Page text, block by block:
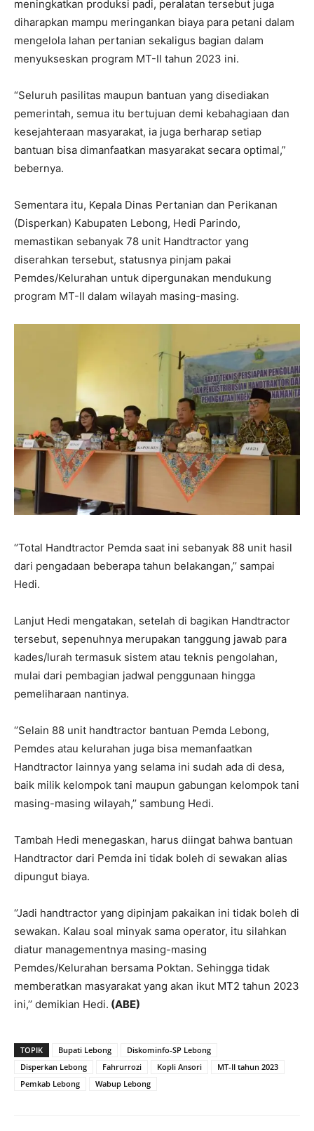
meningkatkan produksi padi, peralatan tersebut juga
diharapkan mampu meringankan biaya para petani dalam
mengelola lahan pertanian sekaligus bagian dalam
menyukseskan program MT-II tahun 2023 ini.
“Seluruh pasilitas maupun bantuan yang disediakan
pemerintah, semua itu bertujuan demi kebahagiaan dan
kesejahteraan masyarakat, ia juga berharap setiap
bantuan bisa dimanfaatkan masyarakat secara optimal,”
bebernya.
Sementara itu, Kepala Dinas Pertanian dan Perikanan
(Disperkan) Kabupaten Lebong, Hedi Parindo,
memastikan sebanyak 78 unit Handtractor yang
diserahkan tersebut, statusnya pinjam pakai
Pemdes/Kelurahan untuk dipergunakan mendukung
program MT-II dalam wilayah masing-masing.
‘’Total Handtractor Pemda saat ini sebanyak 88 unit hasil
dari pengadaan beberapa tahun belakangan,’’ sampai
Hedi.
Lanjut Hedi mengatakan, setelah di bagikan Handtractor
tersebut, sepenuhnya merupakan tanggung jawab para
kades/lurah termasuk sistem atau teknis pengolahan,
mulai dari pembagian jadwal penggunaan hingga
pemeliharaan nantinya.
‘’Selain 88 unit handtractor bantuan Pemda Lebong,
Pemdes atau kelurahan juga bisa memanfaatkan
Handtractor lainnya yang selama ini sudah ada di desa,
baik milik kelompok tani maupun gabungan kelompok tani
masing-masing wilayah,’’ sambung Hedi.
Tambah Hedi menegaskan, harus diingat bahwa bantuan
Handtractor dari Pemda ini tidak boleh di sewakan alias
dipungut biaya.
‘’Jadi handtractor yang dipinjam pakaikan ini tidak boleh di
sewakan. Kalau soal minyak sama operator, itu silahkan
diatur managementnya masing-masing
Pemdes/Kelurahan bersama Poktan. Sehingga tidak
memberatkan masyarakat yang akan ikut MT2 tahun 2023
ini,’’ demikian Hedi. (ABE)
TOPIK Bupati Lebong
Diskominfo-SP Lebong
Disperkan Lebong
Fahrurrozi Kopli Ansori
MT-II tahun 2023
Pemkab Lebong
Wabup Lebong